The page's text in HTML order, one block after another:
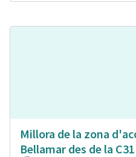
Millora de la zona
Bellamar des de la C31